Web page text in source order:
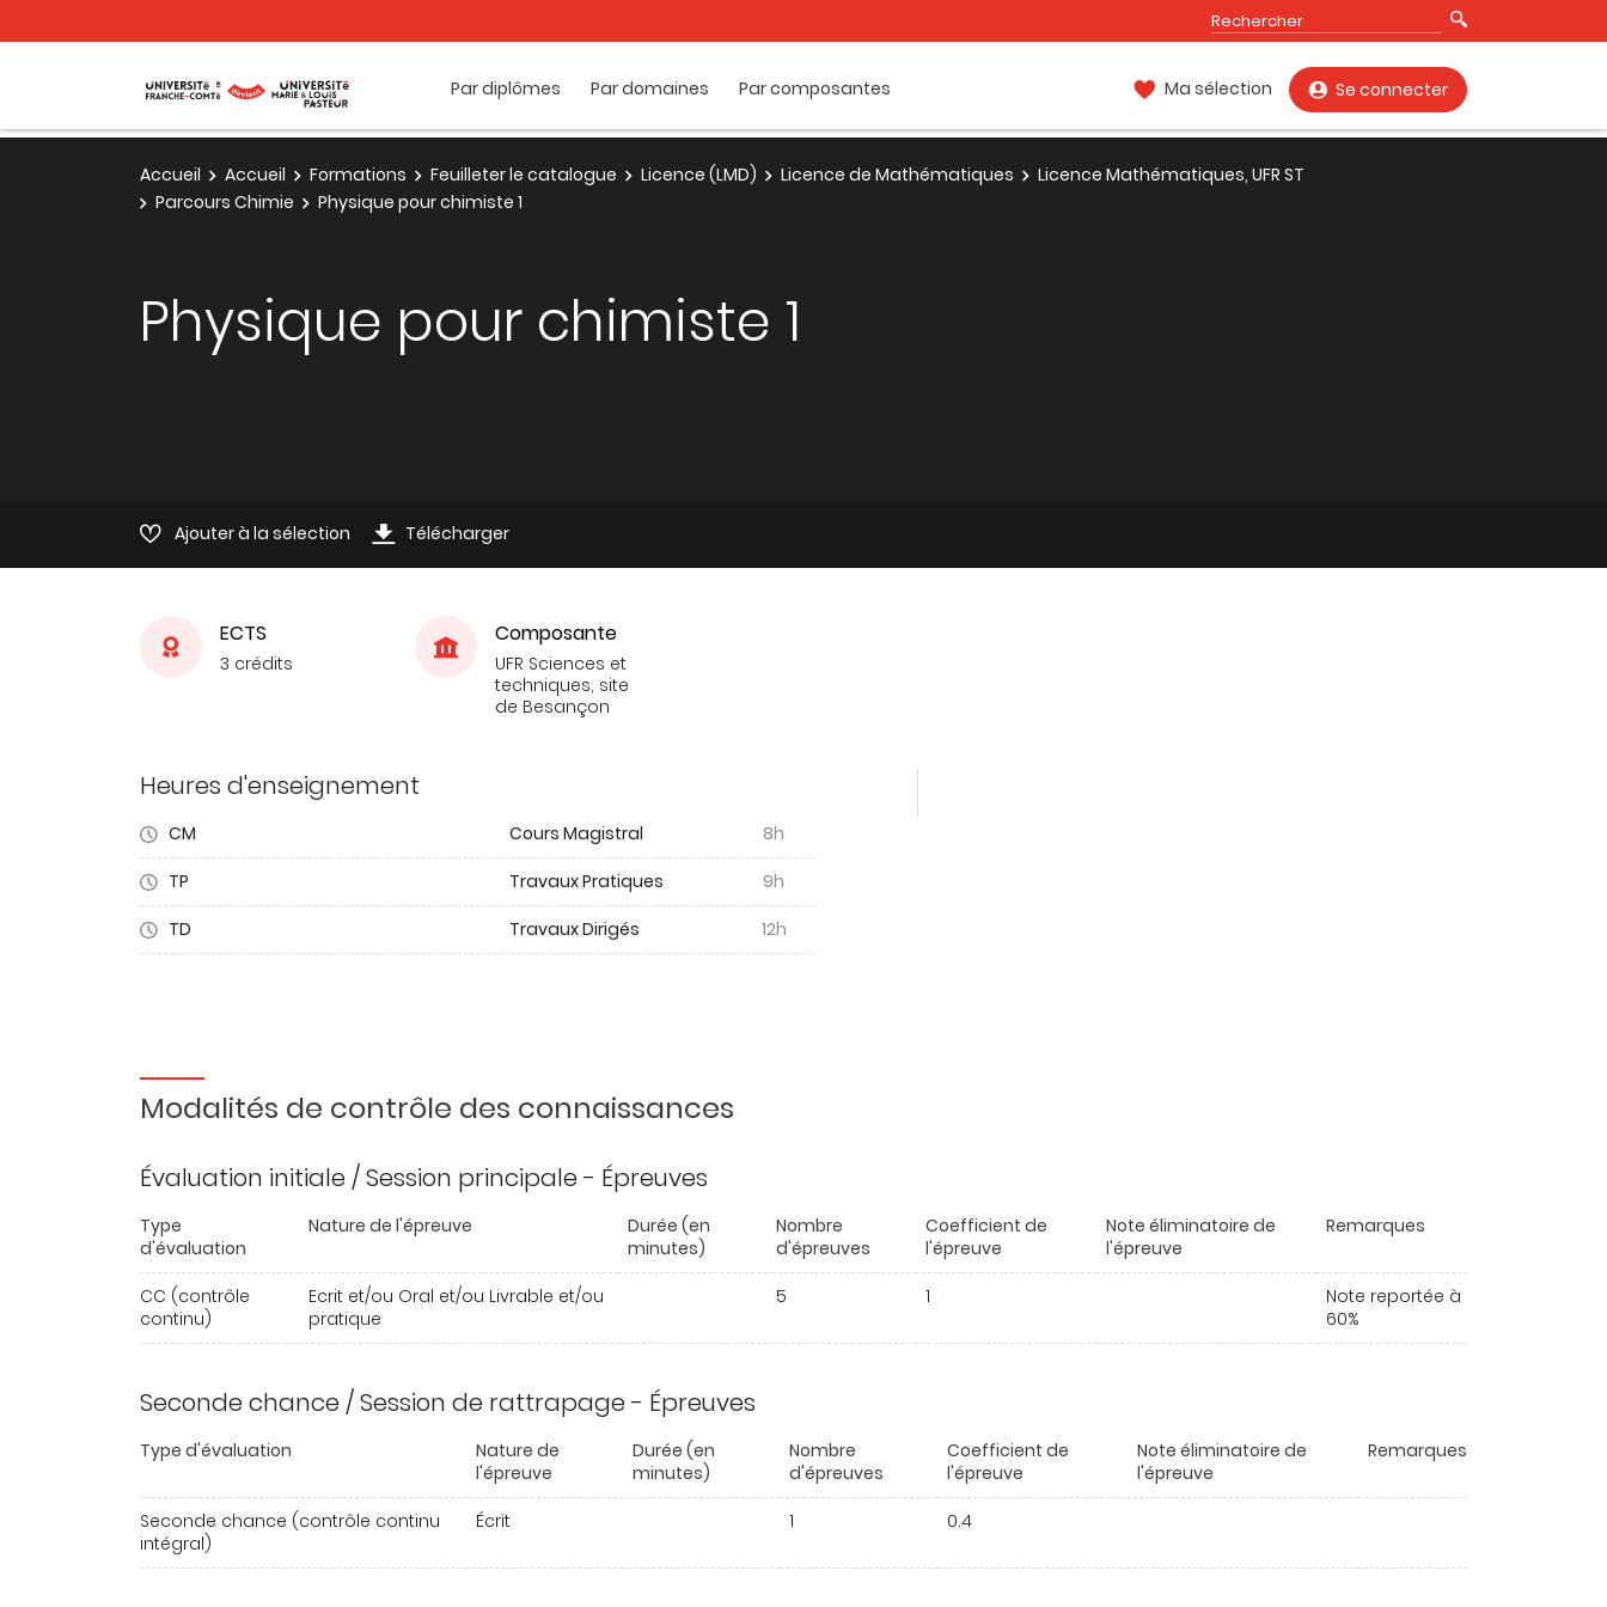
Par diplômes Par domaines Par composantes Ma sélection Se connecter
Accueil Accueil Formations Feuilleter le catalogue Licence (LMD) Licence de Mathématiques
Licence Mathématiques, UFR ST
Parcours Chimie
Physique pour chimiste 1
Physique pour chimiste 1
Ajouter à la sélection Télécharger
ECTS
3 crédits
Composante
UFR Sciences et
techniques, site
de Besançon
Heures d'enseignement
CM Cours Magistral
8h
TP
Travaux Pratiques
9h
TD
Travaux Dirigés 12h
Modalités de contrôle des connaissances
Évaluation initiale / Session principale - Épreuves
Type
d'évaluation
Nature de l'épreuve
Durée (en
minutes)
Nombre
d'épreuves
Coefficient de
l'épreuve
Note éliminatoire de
l'épreuve
Remarques
CC (contrôle
continu)
Ecrit et/ou Oral et/ou Livrable et/ou
pratique
5 1
Note reportée à
60%
Seconde chance / Session de rattrapage - Épreuves
Type d'évaluation
Nature de
l'épreuve
Durée (en
minutes)
Nombre
d'épreuves
Coefficient de
l'épreuve
Note éliminatoire de
l'épreuve
Remarques
Seconde chance (contrôle continu
intégral)
Écrit 1 0.4